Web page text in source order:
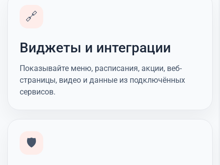
🔗
Виджеты и интеграции
Показывайте меню, расписания, акции, веб-
страницы, видео и данные из подключённых
сервисов.
🛡️